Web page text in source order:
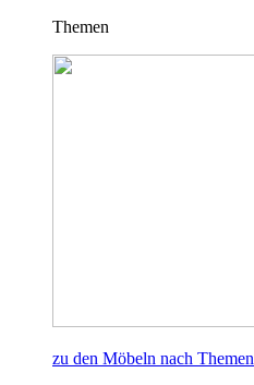
Themen
zu den Möbeln nach Themen